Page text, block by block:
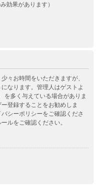
効果があります）
々お時間をいただきますが、
なります。管理人はゲストよ
を多く与えている場合がありま
登録することをお勧めしま
シーポリシーをご確認くださ
ルをご確認ください。